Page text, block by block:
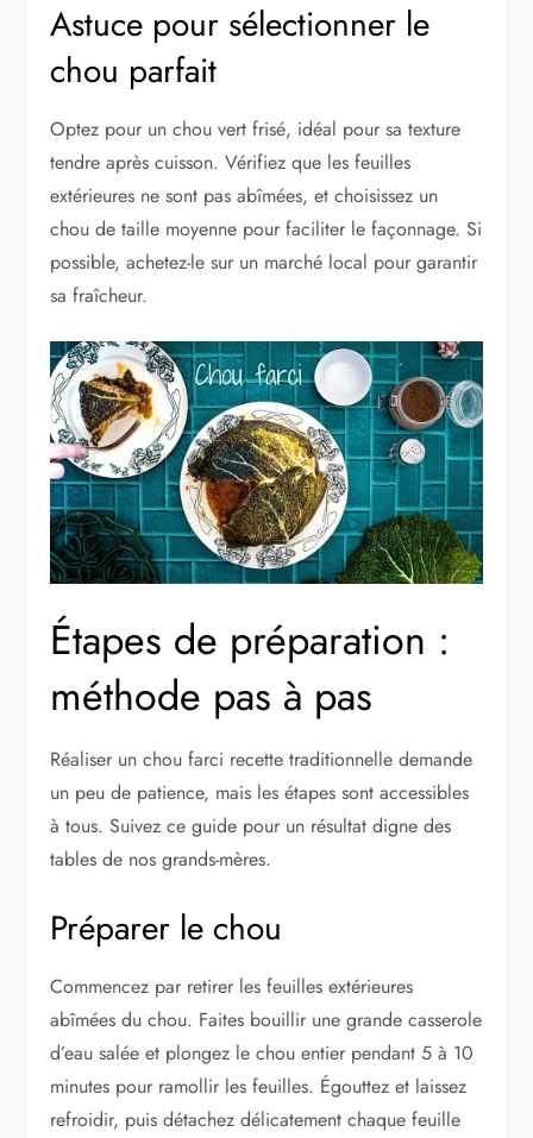
Astuce pour sélectionner le
chou parfait
Optez pour un chou vert frisé, idéal pour sa texture
tendre après cuisson. Vérifiez que les feuilles
extérieures ne sont pas abîmées, et choisissez un
chou de taille moyenne pour faciliter le façonnage. Si
possible, achetez-le sur un marché local pour garantir
sa fraîcheur.
Étapes de préparation :
méthode pas à pas
Réaliser un chou farci recette traditionnelle demande
un peu de patience, mais les étapes sont accessibles
à tous. Suivez ce guide pour un résultat digne des
tables de nos grands-mères.
Préparer le chou
Commencez par retirer les feuilles extérieures
abîmées du chou. Faites bouillir une grande casserole
d’eau salée et plongez le chou entier pendant 5 à 10
minutes pour ramollir les feuilles. Égouttez et laissez
refroidir, puis détachez délicatement chaque feuille